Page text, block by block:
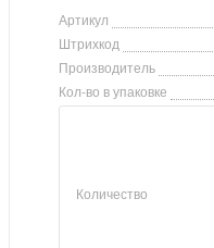
Артикул
Штрихкод
Производитель
Кол-во в упаковке
Количество